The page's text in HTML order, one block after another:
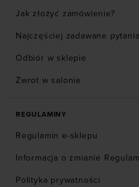
Jak złożyć zamówienie?
Najczęściej zadawane pytania
Odbiór w sklepie
Zwrot w salonie
REGULAMINY
Regulamin e-sklepu
Informacja o zmianie
Polityka prywatności